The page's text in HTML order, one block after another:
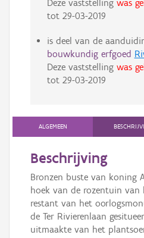
Deze vaststelling was
tot 29-03-2019
is deel van de
bouwkundig erfgoed
Deze vaststelling was
tot 29-03-2019
ALGEMEEN
Beschrijving
Bronzen buste van koning
hoek van de rozentuin van
restant van het
de Ter Rivierenlaan
uitmaakte van het